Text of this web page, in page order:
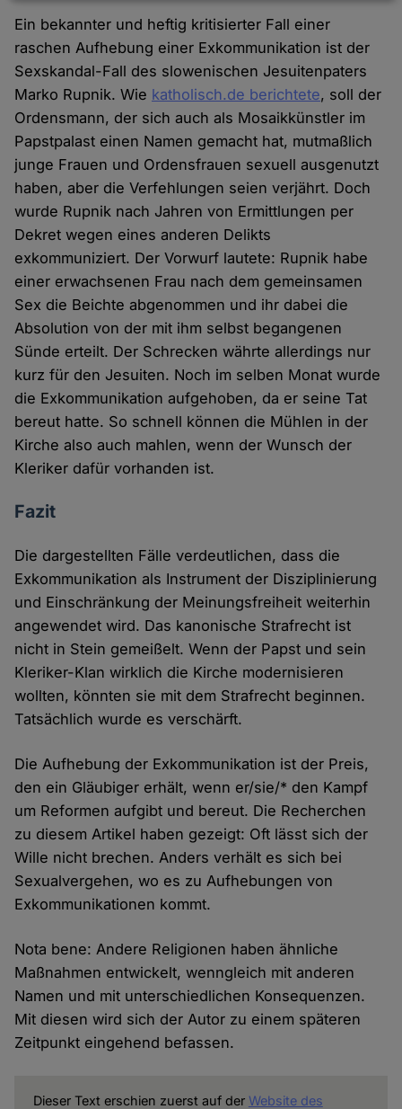
Ein bekannter und heftig kritisierter Fall einer
raschen Aufhebung einer Exkommunikation ist der
Sexskandal-Fall des slowenischen Jesuitenpaters
Marko Rupnik. Wie katholisch.de berichtete, soll der
Ordensmann, der sich auch als Mosaikkünstler im
Papstpalast einen Namen gemacht hat, mutmaßlich
junge Frauen und Ordensfrauen sexuell ausgenutzt
haben, aber die Verfehlungen seien verjährt. Doch
wurde Rupnik nach Jahren von Ermittlungen per
Dekret wegen eines anderen Delikts
exkommuniziert. Der Vorwurf lautete: Rupnik habe
einer erwachsenen Frau nach dem gemeinsamen
Sex die Beichte abgenommen und ihr dabei die
Absolution von der mit ihm selbst begangenen
Sünde erteilt. Der Schrecken währte allerdings nur
kurz für den Jesuiten. Noch im selben Monat wurde
die Exkommunikation aufgehoben, da er seine Tat
bereut hatte. So schnell können die Mühlen in der
Kirche also auch mahlen, wenn der Wunsch der
Kleriker dafür vorhanden ist.
Fazit
Die dargestellten Fälle verdeutlichen, dass die
Exkommunikation als Instrument der Disziplinierung
und Einschränkung der Meinungsfreiheit weiterhin
angewendet wird. Das kanonische Strafrecht ist
nicht in Stein gemeißelt. Wenn der Papst und sein
Kleriker-Klan wirklich die Kirche modernisieren
wollten, könnten sie mit dem Strafrecht beginnen.
Tatsächlich wurde es verschärft.
Die Aufhebung der Exkommunikation ist der Preis,
den ein Gläubiger erhält, wenn er/sie/* den Kampf
um Reformen aufgibt und bereut. Die Recherchen
zu diesem Artikel haben gezeigt: Oft lässt sich der
Wille nicht brechen. Anders verhält es sich bei
Sexualvergehen, wo es zu Aufhebungen von
Exkommunikationen kommt.
Nota bene: Andere Religionen haben ähnliche
Maßnahmen entwickelt, wenngleich mit anderen
Namen und mit unterschiedlichen Konsequenzen.
Mit diesen wird sich der Autor zu einem späteren
Zeitpunkt eingehend befassen.
Dieser Text erschien zuerst auf der Website des
und
Cookies